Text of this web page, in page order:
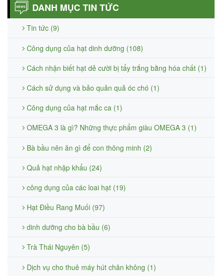
DANH MỤC TIN TỨC
Tin tức (9)
Công dụng của hạt dinh dưỡng (108)
Cách nhận biết hạt dẻ cười bị tẩy trắng bằng hóa chất (1)
Cách sử dụng và bảo quản quả óc chó (1)
Công dụng của hạt mắc ca (1)
OMEGA 3 là gì? Những thực phẩm giàu OMEGA 3 (1)
Bà bầu nên ăn gì để con thông minh (2)
Quả hạt nhập khẩu (24)
công dụng của các loai hạt (19)
Hạt Điều Rang Muối (97)
dinh dưỡng cho bà bầu (6)
Trà Thái Nguyên (5)
Dịch vụ cho thuê máy hút chân không (1)